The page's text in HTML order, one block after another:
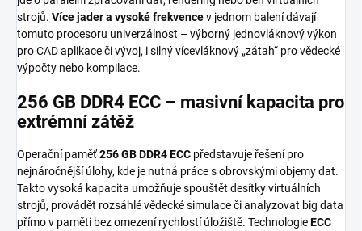
strojů. Více jader a vysoké frekvencev jednom balení dávají
tomuto procesoru univerzálnost – výborný jednovláknový výkon
pro CAD aplikace či vývoj, i silný vícevláknový „zátah“ pro vědecké
výpočty nebo kompilace.
256 GB DDR4 ECC – masivní kapacita pro
extrémní zátěž
Operační paměť256 GB DDR4 ECC představuje řešení pro
nejnáročnější úlohy, kde je nutná práce s obrovskými objemy dat.
Takto vysoká kapacita umožňuje spouštět desítky virtuálních
strojů, provádět rozsáhlé vědecké simulace či analyzovat big data
přímo v paměti bez omezení rychlostí úložiště. TechnologieECC